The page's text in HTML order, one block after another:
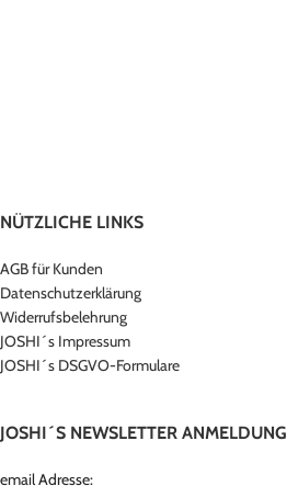
NÜTZLICHE LINKS
AGB für Kunden
Datenschutzerklärung
Widerrufsbelehrung
JOSHI´s Impressum
JOSHI´s DSGVO-Formulare
JOSHI´S NEWSLETTER ANMELDUNG
email Adresse: